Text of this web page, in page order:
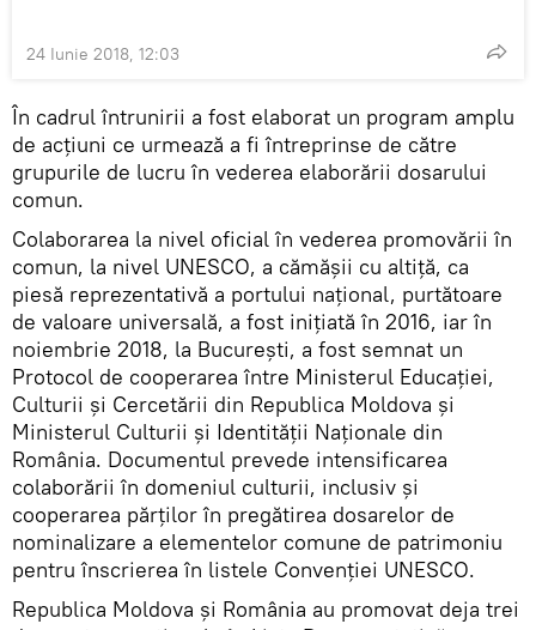
24 Iunie 2018, 12:03
În cadrul întrunirii a fost elaborat un program amplu
de acţiuni ce urmează a fi întreprinse de către
grupurile de lucru în vederea elaborării dosarului
comun.
Colaborarea la nivel oficial în vederea promovării în
comun, la nivel UNESCO, a cămăşii cu altiţă, ca
piesă reprezentativă a portului național, purtătoare
de valoare universală, a fost inițiată în 2016, iar în
noiembrie 2018, la București, a fost semnat un
Protocol de cooperarea între Ministerul Educației,
Culturii și Cercetării din Republica Moldova și
Ministerul Culturii și Identității Naționale din
România. Documentul prevede intensificarea
colaborării în domeniul culturii, inclusiv și
cooperarea părților în pregătirea dosarelor de
nominalizare a elementelor comune de patrimoniu
pentru înscrierea în listele Convenţiei UNESCO.
Republica Moldova şi România au promovat deja trei